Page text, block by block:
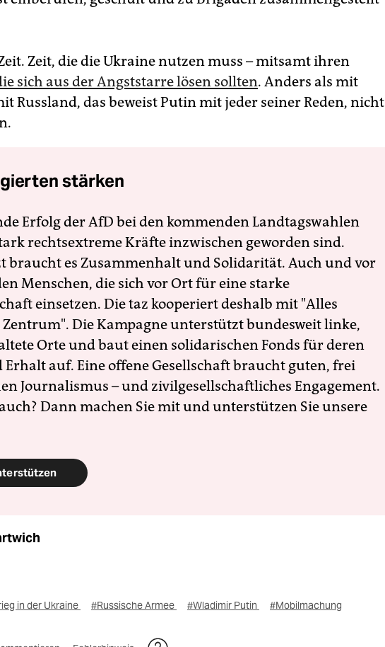
Zeit, die die Ukraine nutzen muss – mitsamt ihren
sich aus der Angststarre lösen sollten. Anders als mit
Russland, das beweist Putin mit jeder seiner Reden, nicht
stärken
Erfolg der AfD bei den kommenden Landtagswahlen
rechtsextreme Kräfte inzwischen geworden sind.
braucht es Zusammenhalt und Solidarität. Auch und vor
Menschen, die sich vor Ort für eine starke
einsetzen. Die taz kooperiert deshalb mit "Alles
Die Kampagne unterstützt bundesweit linke,
Orte und baut einen solidarischen Fonds für deren
Erhalt auf. Eine offene Gesellschaft braucht guten, frei
Journalismus – und zivilgesellschaftliches Engagement.
Dann machen Sie mit und unterstützen Sie unsere
in der Ukraine #Russische Armee #Wladimir Putin #Mobilmachung